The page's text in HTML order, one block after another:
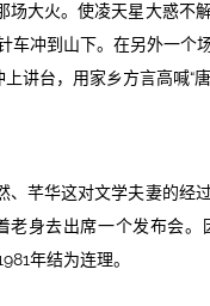
大火。使凌天星大惑不
车冲到山下。在另外一个
讲台，用家乡方言高喊“
芊华这对文学夫妻的经
身去出席一个发布会
年结为连理。